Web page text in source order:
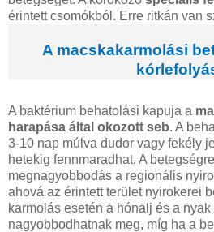
érintett csomókból. Erre ritkán van
A macskakarmolási
A baktérium behatolási kapuja a
harapása által okozott seb. A
3-10 nap múlva dudor vagy fekély
hetekig fennmaradhat. A
megnagyobbodás a regionális
ahová az érintett terület nyirokerei
karmolás esetén a hónalj és a
nagyobbodhatnak meg, míg ha a